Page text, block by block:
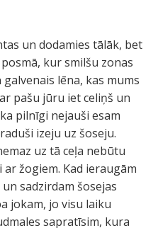
un dodamies tālāk, bet
kur smilšu zonas
lēna, kas mums
pašu jūru iet celiņš un
pilnīgi nejauši esam
izeju uz šoseju.
uz tā ceļa nebūtu
žogiem. Kad ieraugām
sadzirdam šosejas
jokam, jo visu laiku
sapratīsim, kura